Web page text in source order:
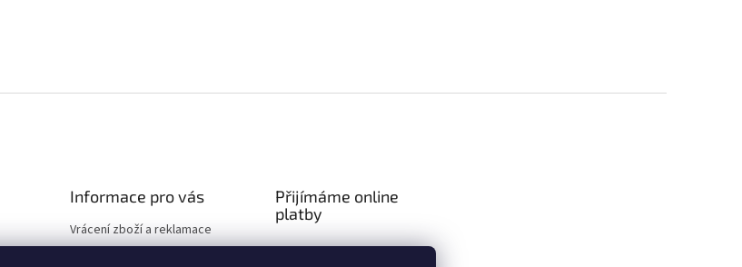
Informace pro vás
Vrácení zboží a reklamace
Přijímáme online
platby